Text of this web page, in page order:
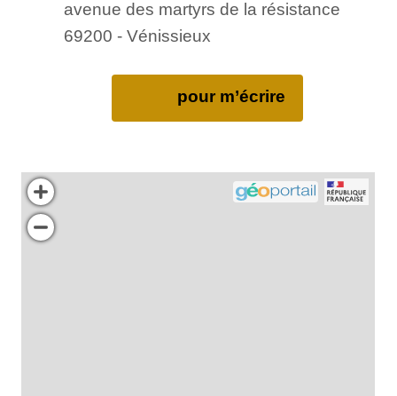
avenue des martyrs de la résistance
69200 - Vénissieux
pour m’écrire